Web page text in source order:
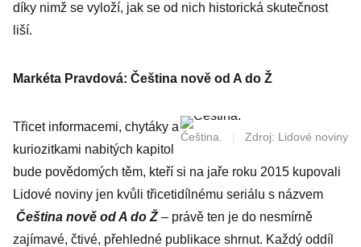
díky nimž se vyloží, jak se od nich historická skutečnost
liší.
Markéta Pravdová: Čeština nově od A do Ž
Čeština. Zdroj: Lidové noviny
Třicet informacemi, chytáky a
kuriozitkami nabitých kapitol
bude povědomých těm, kteří si na jaře roku 2015 kupovali
Lidové noviny jen kvůli třicetidílnému seriálu s názvem
Čeština nově od A do Ž– právě ten je do nesmírně
zajímavé, čtivé, přehledné publikace shrnut. Každý oddíl